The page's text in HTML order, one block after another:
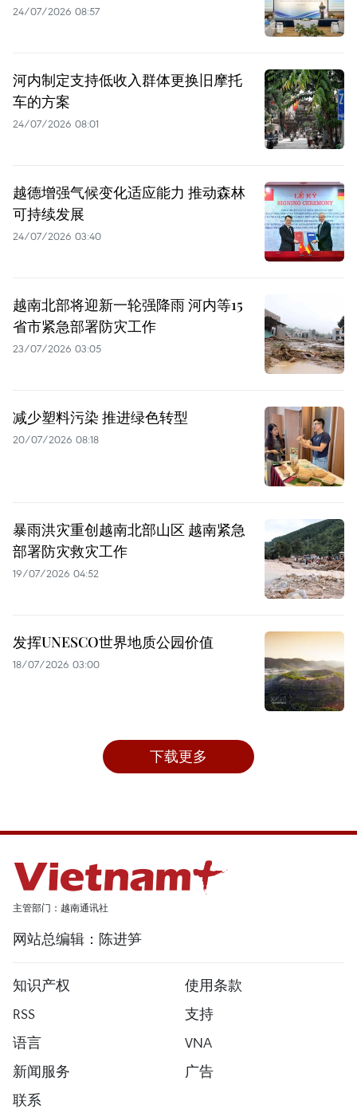
24/07/2026 08:57
河内制定支持低收入群体更换旧摩托
车的方案
24/07/2026 08:01
越德增强气候变化适应能力 推动森林
可持续发展
24/07/2026 03:40
越南北部将迎新一轮强降雨 河内等15
省市紧急部署防灾工作
23/07/2026 03:05
减少塑料污染 推进绿色转型
20/07/2026 08:18
暴雨洪灾重创越南北部山区 越南紧急
部署防灾救灾工作
19/07/2026 04:52
发挥UNESCO世界地质公园价值
18/07/2026 03:00
下载更多
主管部门：越南通讯社
网站总编辑：陈进笋
知识产权
使用条款
RSS
支持
语言
VNA
新闻服务
广告
联系